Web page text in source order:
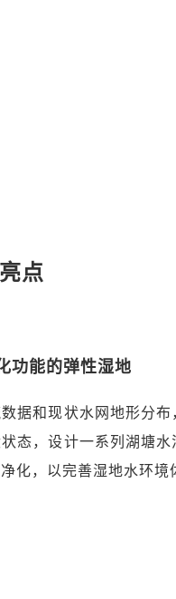
点
功能的弹性湿地
据和现状水网地形分
态，设计一系列湖塘
化，以完善湿地水环境